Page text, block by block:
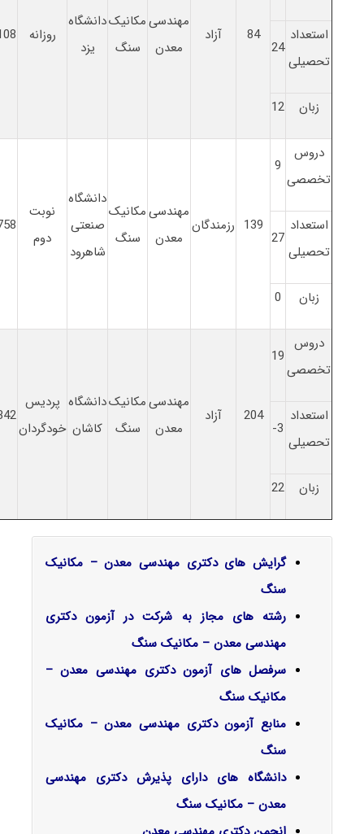
84 آزاد
مهندسی
معدن
مکانیک
سنگ
دانشگاه
یزد
روزانه
استعداد
تحصیلی
24
زبان 12
دروس
تخصصی
9
139 رزمندگان
مهندسی
معدن
مکانیک
سنگ
دانشگاه
صنعتی
شاهرود
نوبت
دوم
استعداد
تحصیلی
27
زبان 0
دروس
تخصصی
19
204 آزاد
مهندسی
معدن
مکانیک
سنگ
دانشگاه
کاشان
پردیس
خودگردان
استعداد
تحصیلی
3-
زبان 22
گرایش‌ های دکتری مهندسی معدن – مکانیک
سنگ
رشته های مجاز به شرکت در آزمون دکتری
مهندسی معدن – مکانیک سنگ
سرفصل‌ های آزمون دکتری مهندسی معدن –
مکانیک سنگ
منابع آزمون دکتری مهندسی معدن – مکانیک
سنگ
دانشگاه های دارای پذیرش دکتری مهندسی
معدن – مکانیک سنگ